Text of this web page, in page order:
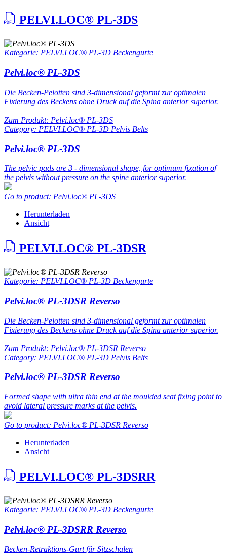
PELVI.LOC® PL-3DS
Kategorie: PELVI.LOC® PL-3D Beckengurte
Pelvi.loc® PL-3DS
Die Becken-Pelotten sind 3-dimensional geformt zur optimalen
Fixierung des Beckens ohne Druck auf die Spina anterior superior.
Zum Produkt: Pelvi.loc® PL-3DS
Category: PELVI.LOC® PL-3D Pelvis Belts
Pelvi.loc® PL-3DS
The pelvic pads are 3 - dimensional shape, for optimum fixation of
the pelvis without pressure on the spine anterior superior.
Go to product: Pelvi.loc® PL-3DS
Herunterladen
Ansicht
PELVI.LOC® PL-3DSR
Kategorie: PELVI.LOC® PL-3D Beckengurte
Pelvi.loc® PL-3DSR Reverso
Die Becken-Pelotten sind 3-dimensional geformt zur optimalen
Fixierung des Beckens ohne Druck auf die Spina anterior superior.
Zum Produkt: Pelvi.loc® PL-3DSR Reverso
Category: PELVI.LOC® PL-3D Pelvis Belts
Pelvi.loc® PL-3DSR Reverso
Formed shape with ultra thin end at the moulded seat fixing point to
avoid lateral pressure marks at the pelvis.
Go to product: Pelvi.loc® PL-3DSR Reverso
Herunterladen
Ansicht
PELVI.LOC® PL-3DSRR
Kategorie: PELVI.LOC® PL-3D Beckengurte
Pelvi.loc® PL-3DSRR Reverso
Becken-Retraktions-Gurt für Sitzschalen